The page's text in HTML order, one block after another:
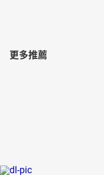
更多推薦